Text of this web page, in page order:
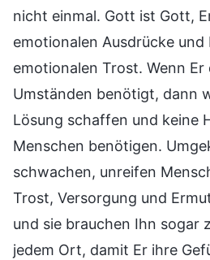
nicht einmal. Gott ist Gott,
emotionalen Ausdrücke
emotionalen Trost. Wenn Er
Umständen benötigt, dann
Lösung schaffen und keine
Menschen benötigen.
schwachen, unreifen
Trost, Versorgung und
und sie brauchen Ihn sogar
jedem Ort, damit Er ihre